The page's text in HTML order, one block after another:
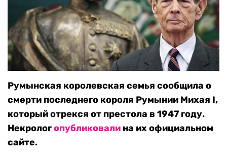
Румынская королевская семья сообщила о
смерти последнего короля Румынии Михая I,
который отрекся от престола в 1947 году.
Некрологопубликовали на их официальном
сайте.